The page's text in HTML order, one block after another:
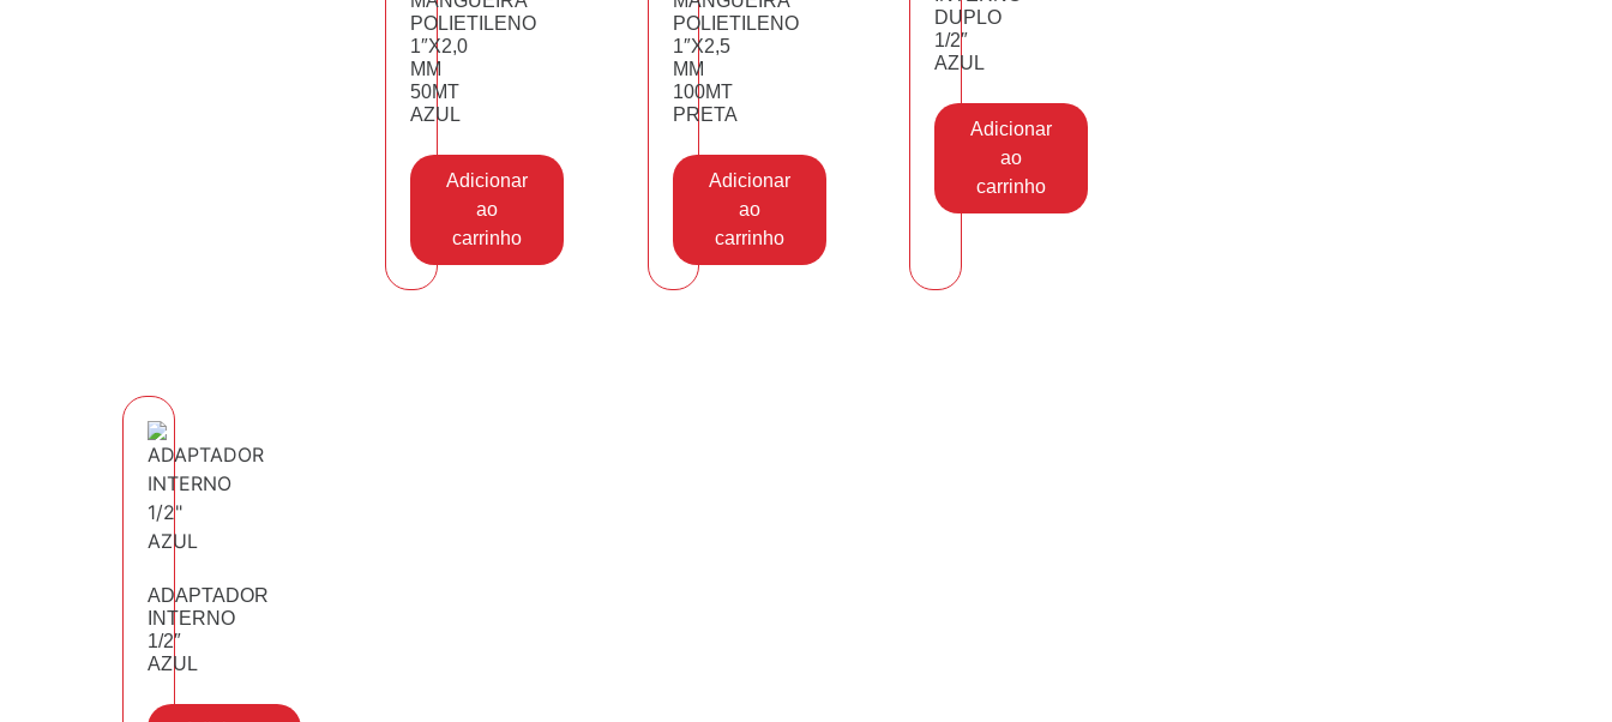
POLIETILENO
1″X2,0
MM
50MT
AZUL
Adicionar
ao
carrinho
POLIETILENO
1″X2,5
MM
100MT
PRETA
Adicionar
ao
carrinho
DUPLO
1/2″
AZUL
Adicionar
ao
carrinho
ADAPTADOR
INTERNO
1/2″
AZUL